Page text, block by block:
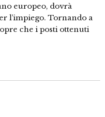
europeo, dovrà
l’impiego. Tornando a
che i posti ottenuti